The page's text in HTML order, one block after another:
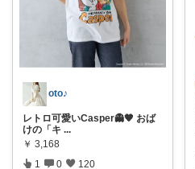
oto♪
レトロ可愛いCasper👻🧡 おば
けの「キ ...
￥ 3,168
1 0 120